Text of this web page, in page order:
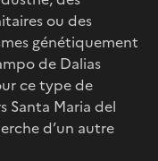
ou des
génétiquement
de Dalias
ce type de
Santa Maria del
d’un autre